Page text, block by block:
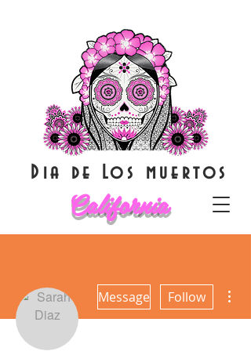
Dia de Los muertos
California
Message Follow